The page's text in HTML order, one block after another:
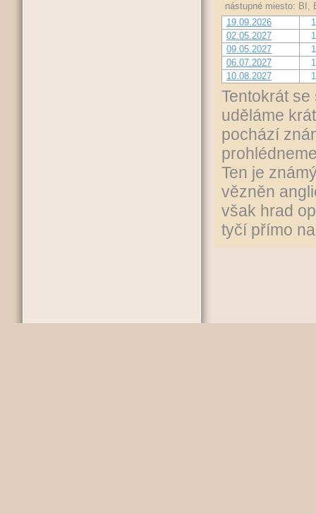
nástupné miesto: BI,
19.09.2026
02.05.2027
09.05.2027
06.07.2027
10.08.2027
Tentokrát
uděláme
pochází
Ten je
vězněn
však hrad
tyčí přímo